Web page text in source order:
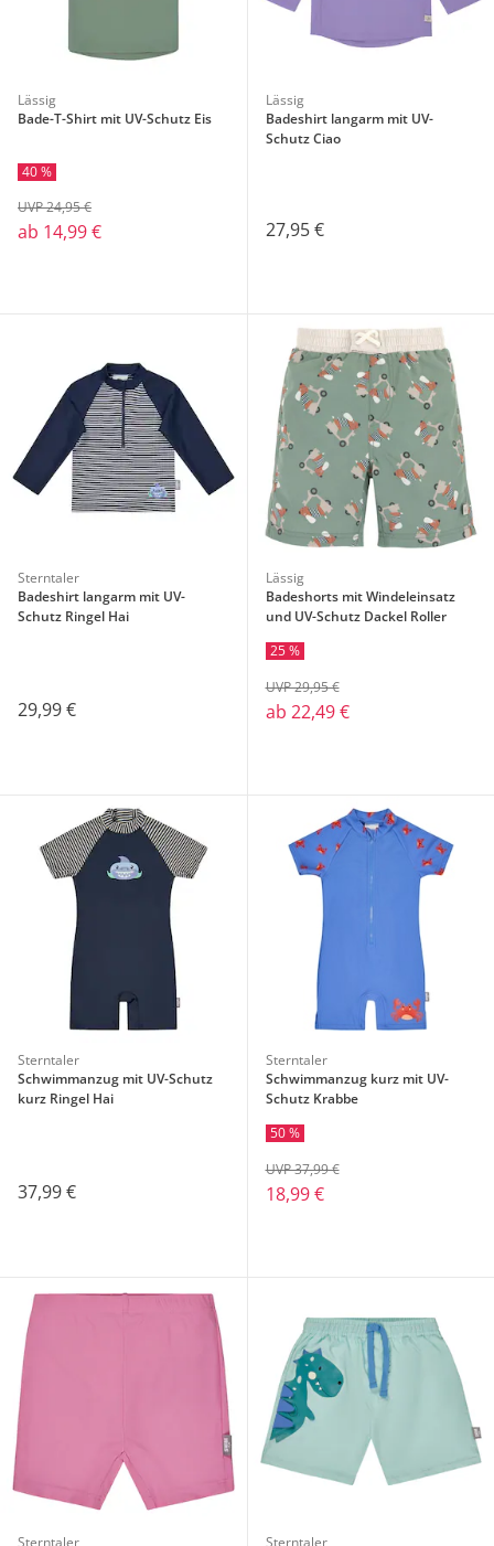
Lässig
Bade-T-Shirt mit UV-Schutz Eis
40 %
ab 14,99 €
UVP 24,95 €
Lässig
Badeshirt langarm mit UV-
Schutz Ciao
27,95 €
Sterntaler
Badeshirt langarm mit UV-
Schutz Ringel Hai
29,99 €
Lässig
Badeshorts mit Windeleinsatz
und UV-Schutz Dackel Roller
25 %
ab 22,49 €
UVP 29,95 €
Sterntaler
Schwimmanzug mit UV-Schutz
kurz Ringel Hai
37,99 €
Sterntaler
Schwimmanzug kurz mit UV-
Schutz Krabbe
50 %
18,99 €
UVP 37,99 €
Sterntaler
Sterntaler